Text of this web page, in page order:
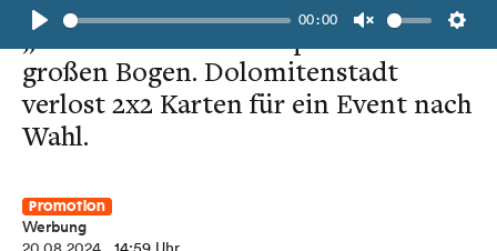
Play
00:00
Unmute
„Festival Dolomites“ spannt einen
großen Bogen. Dolomitenstadt
verlost 2x2 Karten für ein Event nach
Wahl.
Promotion
Werbung